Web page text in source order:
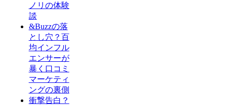
ノリの体験
談
&Buzzの落
とし穴？百
均インフル
エンサーが
暴く口コミ
マーケティ
ングの裏側
衝撃告白？